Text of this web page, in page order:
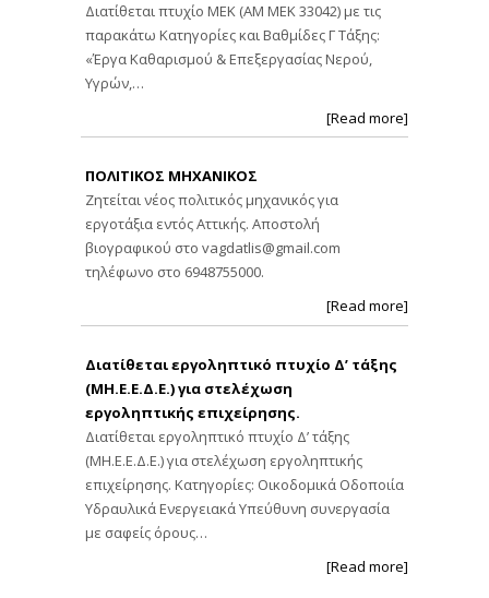
Διατίθεται πτυχίο ΜΕΚ (ΑΜ ΜΕΚ 33042) με τις
παρακάτω Κατηγορίες και Βαθμίδες Γ Τάξης:
«Έργα Καθαρισμού & Επεξεργασίας Νερού,
Υγρών,…
[Read more]
ΠΟΛΙΤΙΚΟΣ ΜΗΧΑΝΙΚΟΣ
Ζητείται νέος πολιτικός μηχανικός για
εργοτάξια εντός Αττικής. Αποστολή
βιογραφικού στο vagdatlis@gmail.com
τηλέφωνο στο 6948755000.
[Read more]
Διατίθεται εργοληπτικό πτυχίο Δ’ τάξης
(ΜΗ.Ε.Ε.Δ.Ε.) για στελέχωση
εργοληπτικής επιχείρησης.
Διατίθεται εργοληπτικό πτυχίο Δ’ τάξης
(ΜΗ.Ε.Ε.Δ.Ε.) για στελέχωση εργοληπτικής
επιχείρησης. Κατηγορίες: Οικοδομικά Οδοποιία
Υδραυλικά Ενεργειακά Υπεύθυνη συνεργασία
με σαφείς όρους…
[Read more]